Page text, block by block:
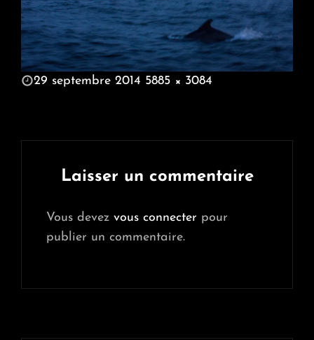
POSTED
29 septembre 2014 5885 × 3084
Laisser un commentaire
Vous devez vous connecter pour
publier un commentaire.